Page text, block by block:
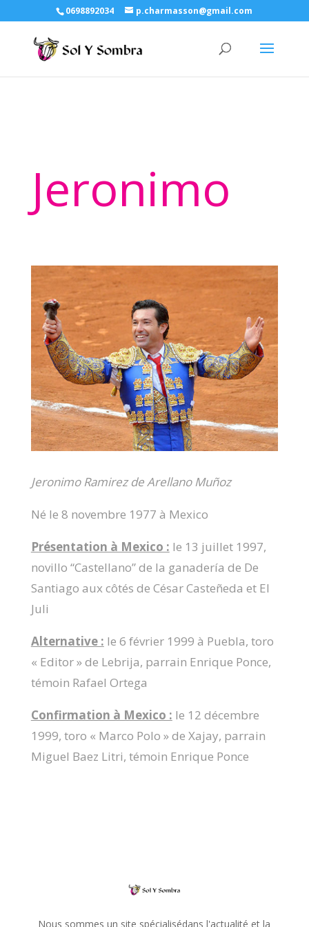
0698892034 p.charmasson@gmail.com
Jeronimo
Jeronimo Ramirez de Arellano Muñoz
Né le 8 novembre 1977 à Mexico
Présentation à Mexico : le 13 juillet 1997,
novillo “Castellano” de la ganadería de De
Santiago aux côtés de César Casteñeda et El
Juli
Alternative : le 6 février 1999 à Puebla, toro
« Editor » de Lebrija, parrain Enrique Ponce,
témoin Rafael Ortega
Confirmation à Mexico : le 12 décembre
1999, toro « Marco Polo » de Xajay, parrain
Miguel Baez Litri, témoin Enrique Ponce
Nous sommes un site spécialisédans l'actualité et la